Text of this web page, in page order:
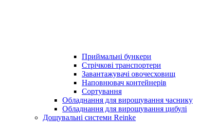
Приймальні бункери
Стрічкові транспортери
Завантажувачі овочесховищ
Наповнювач контейнерів
Сортування
Обладнання для вирощування часнику
Обладнання для вирощування цибулі
Дощувальні системи Reinke